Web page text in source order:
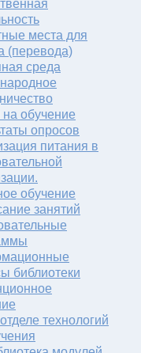
места для
(перевода)
среда
обучение
опросов
питания в
обучение
занятий
библиотеки
технологий